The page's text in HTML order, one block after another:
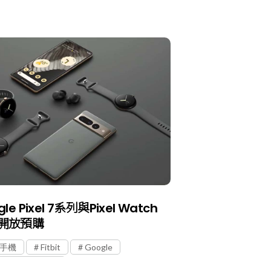
Pixel 7系列與Pixel Watch
放預購
機 Fitbit
Google